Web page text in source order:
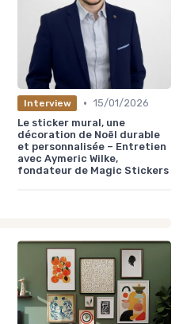
Interview • 15/01/2026
Le sticker mural, une
décoration de Noël durable
et personnalisée – Entretien
avec Aymeric Wilke,
fondateur de Magic Stickers